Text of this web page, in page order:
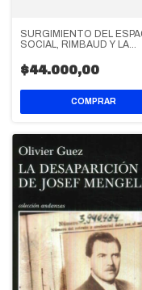
SURGIMIENTO DEL
SOCIAL, RIMBAUD Y LA
$44.000,00